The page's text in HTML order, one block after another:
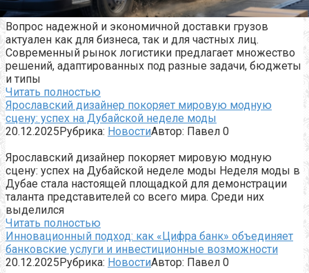
Вопрос надежной и экономичной доставки грузов
актуален как для бизнеса, так и для частных лиц.
Современный рынок логистики предлагает множество
решений, адаптированных под разные задачи, бюджеты
и типы
Читать полностью
Ярославский дизайнер покоряет мировую модную
сцену: успех на Дубайской неделе моды
20.12.2025Рубрика: НовостиАвтор: Павел 0
Ярославский дизайнер покоряет мировую модную
сцену: успех на Дубайской неделе моды Неделя моды в
Дубае стала настоящей площадкой для демонстрации
таланта представителей со всего мира. Среди них
выделился
Читать полностью
Инновационный подход: как «Цифра банк» объединяет
банковские услуги и инвестиционные возможности
20.12.2025Рубрика: НовостиАвтор: Павел 0